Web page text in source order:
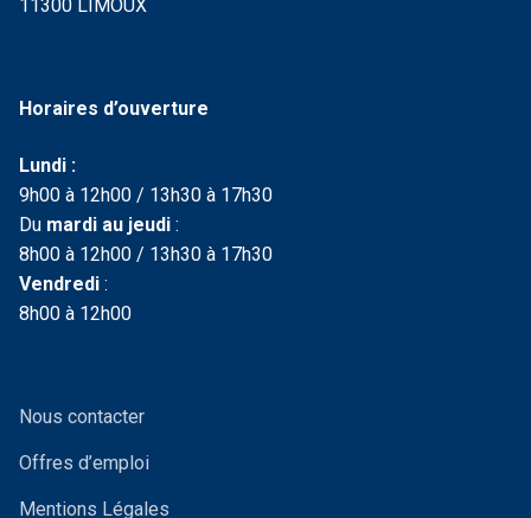
11300 LIMOUX
Horaires d’ouverture
Lundi :
9h00 à 12h00 / 13h30 à 17h30
Du mardi au jeudi :
8h00 à 12h00 / 13h30 à 17h30
Vendredi :
8h00 à 12h00
Nous contacter
Offres d’emploi
Mentions Légales